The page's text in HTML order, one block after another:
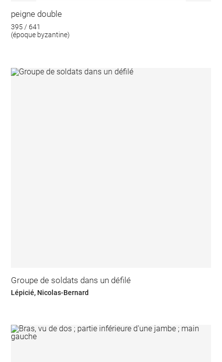
peigne double
395 / 641
(époque byzantine)
Groupe de soldats dans un défilé
Lépicié, Nicolas-Bernard